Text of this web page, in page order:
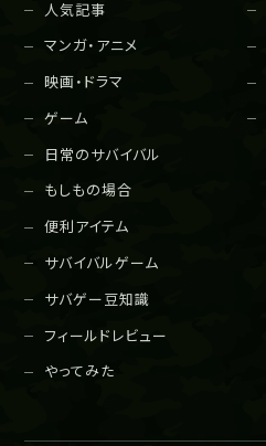
人気記事
マンガ・アニメ
映画・ドラマ
ゲーム
日常のサバイバル
もしもの場合
便利アイテム
サバイバルゲーム
サバゲー豆知識
フィールドレビュー
やってみた